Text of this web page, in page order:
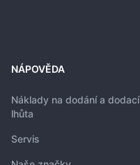
NÁPOVĚDA
Náklady na dodání a dodací
lhůta
Servis